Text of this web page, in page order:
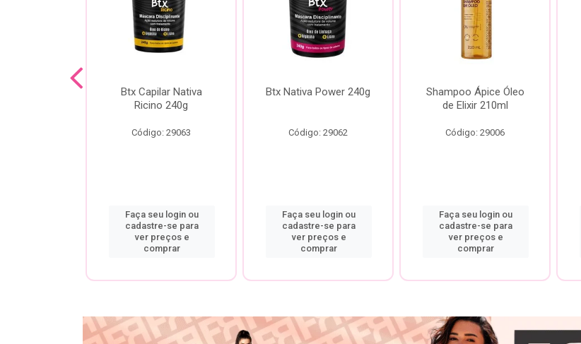
Btx Capilar Nativa
Ricino 240g
Código: 29063
Faça seu login ou
cadastre-se para
ver preços e
comprar
Btx Nativa Power 240g
Código: 29062
Faça seu login ou
cadastre-se para
ver preços e
comprar
Shampoo Ápice Óleo
de Elixir 210ml
Código: 29006
Faça seu login ou
cadastre-se para
ver preços e
comprar